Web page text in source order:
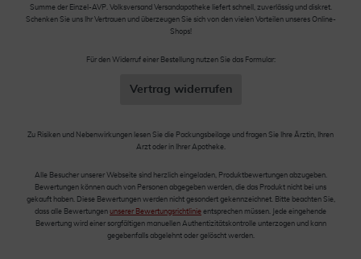
Summe der Einzel-AVP. Volksversand Versandapotheke liefert schnell, zuverlässig und diskret.
Schenken Sie uns Ihr Vertrauen und überzeugen Sie sich von den vielen Vorteilen unseres Online-
Shops!
Für den Widerruf einer Bestellung nutzen Sie das Formular:
Vertrag widerrufen
Zu Risiken und Nebenwirkungen lesen Sie die Packungsbeilage und fragen Sie Ihre Ärztin, Ihren
Arzt oder in Ihrer Apotheke.
Alle Besucher unserer Webseite sind herzlich eingeladen, Produktbewertungen abzugeben.
Bewertungen können auch von Personen abgegeben werden, die das Produkt nicht bei uns
gekauft haben. Diese Bewertungen werden nicht gesondert gekennzeichnet. Bitte beachten Sie,
dass alle Bewertungen unserer Bewertungsrichtlinie entsprechen müssen. Jede eingehende
Bewertung wird einer sorgfältigen manuellen Authentizitätskontrolle unterzogen und kann
gegebenfalls abgelehnt oder gelöscht werden.